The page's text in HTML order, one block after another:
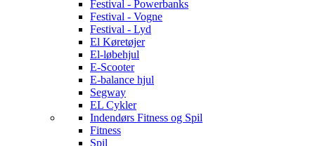
Festival - Powerbanks
Festival - Vogne
Festival - Lyd
El Køretøjer
El-løbehjul
E-Scooter
E-balance hjul
Segway
EL Cykler
Indendørs Fitness og Spil
Fitness
Spil